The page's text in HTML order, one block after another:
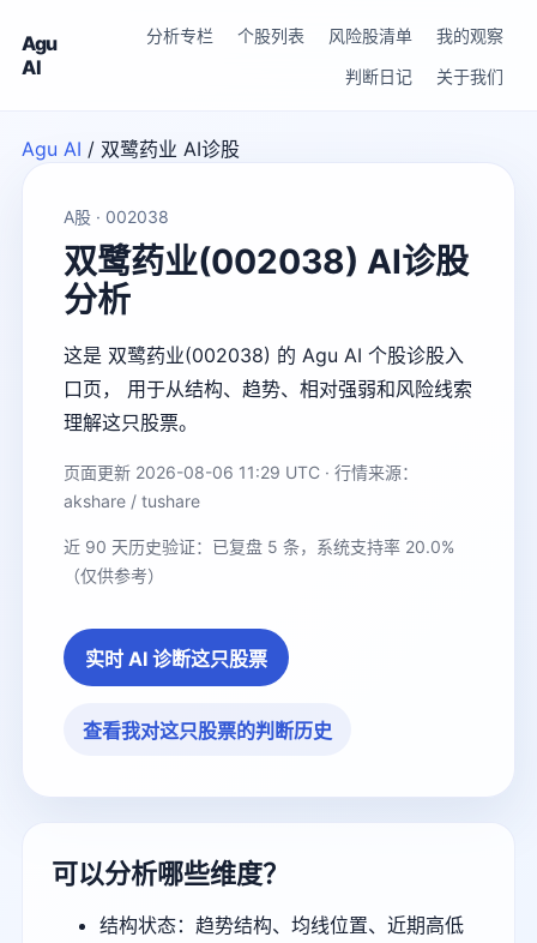
Agu
AI
分析专栏 个股列表 风险股清单
我的观察
判断日记
关于我们
Agu AI / 双鹭药业 AI诊股
A股 · 002038
双鹭药业(002038) AI诊股
分析
这是 双鹭药业(002038) 的 Agu AI 个股诊股入
口页， 用于从结构、趋势、相对强弱和风险线索
理解这只股票。
页面更新 2026-08-06 11:29 UTC · 行情来源：
akshare / tushare
近 90 天历史验证：已复盘 5 条，系统支持率 20.0%
（仅供参考）
实时 AI 诊断这只股票
查看我对这只股票的判断历史
可以分析哪些维度？
结构状态：趋势结构、均线位置、近期高低